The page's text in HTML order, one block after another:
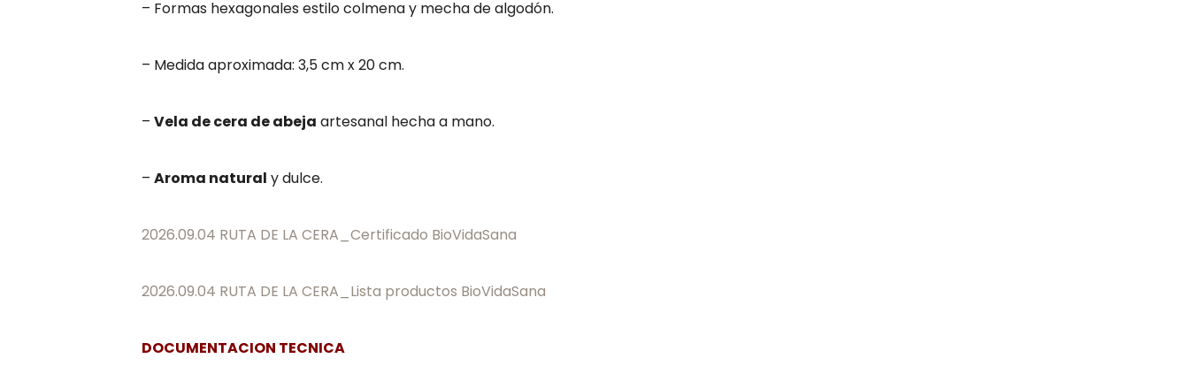
– Formas hexagonales estilo colmena y mecha de algodón.
– Medida aproximada: 3,5 cm x 20 cm.
– Vela de cera de abeja artesanal hecha a mano.
– Aroma natural y dulce.
2026.09.04 RUTA DE LA CERA_Certificado BioVidaSana
2026.09.04 RUTA DE LA CERA_Lista productos BioVidaSana
DOCUMENTACION TECNICA